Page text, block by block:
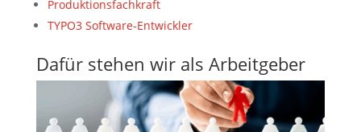
Produktionsfachkraft
TYPO3 Software-Entwickler
Dafür stehen wir als Arbeitgeber